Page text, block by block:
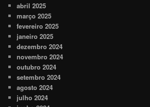
abril 2025
março 2025
fevereiro 2025
janeiro 2025
dezembro 2024
novembro 2024
outubro 2024
setembro 2024
agosto 2024
julho 2024